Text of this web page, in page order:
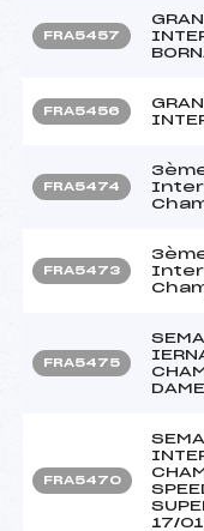
FRA5457
FRA5456
FRA5474
FRA5473
FRA5475
FRA5470
17/